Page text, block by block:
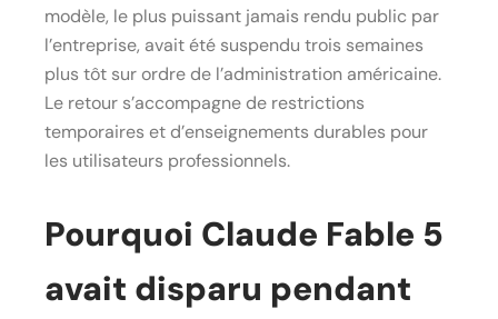
modèle, le plus puissant jamais rendu public par
l’entreprise, avait été suspendu trois semaines
plus tôt sur ordre de l’administration américaine.
Le retour s’accompagne de restrictions
temporaires et d’enseignements durables pour
les utilisateurs professionnels.
Pourquoi Claude Fable 5
avait disparu pendant